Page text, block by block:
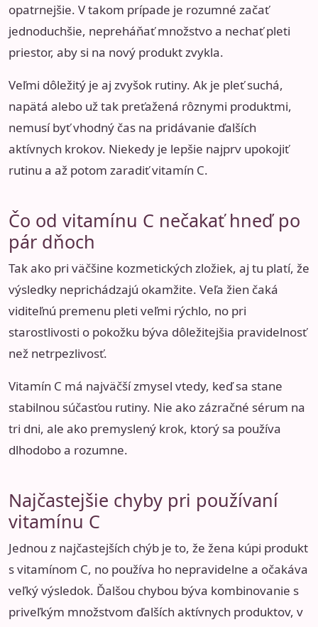
opatrnejšie. V takom prípade je rozumné začať
jednoduchšie, nepreháňať množstvo a nechať pleti
priestor, aby si na nový produkt zvykla.
Veľmi dôležitý je aj zvyšok rutiny. Ak je pleť suchá,
napätá alebo už tak preťažená rôznymi produktmi,
nemusí byť vhodný čas na pridávanie ďalších
aktívnych krokov. Niekedy je lepšie najprv upokojiť
rutinu a až potom zaradiť vitamín C.
Čo od vitamínu C nečakať hneď po
pár dňoch
Tak ako pri väčšine kozmetických zložiek, aj tu platí, že
výsledky neprichádzajú okamžite. Veľa žien čaká
viditeľnú premenu pleti veľmi rýchlo, no pri
starostlivosti o pokožku býva dôležitejšia pravidelnosť
než netrpezlivosť.
Vitamín C má najväčší zmysel vtedy, keď sa stane
stabilnou súčasťou rutiny. Nie ako zázračné sérum na
tri dni, ale ako premyslený krok, ktorý sa používa
dlhodobo a rozumne.
Najčastejšie chyby pri používaní
vitamínu C
Jednou z najčastejších chýb je to, že žena kúpi produkt
s vitamínom C, no používa ho nepravidelne a očakáva
veľký výsledok. Ďalšou chybou býva kombinovanie s
priveľkým množstvom ďalších aktívnych produktov, v